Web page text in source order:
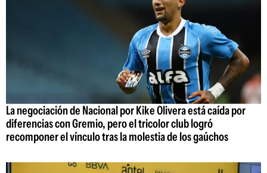
La negociación de Nacional por Kike Olivera está caída por
diferencias con Gremio, pero el tricolor club logró
recomponer el vínculo tras la molestia de los gaúchos